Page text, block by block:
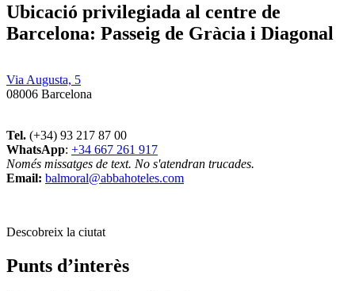
Ubicació privilegiada al centre de
Barcelona: Passeig de Gràcia i Diagonal
Via Augusta, 5
08006 Barcelona
Tel. (+34) 93 217 87 00
WhatsApp: +34 667 261 917
Només missatges de text. No s'atendran trucades.
Email: balmoral@abbahoteles.com
Descobreix la ciutat
Punts d’interès